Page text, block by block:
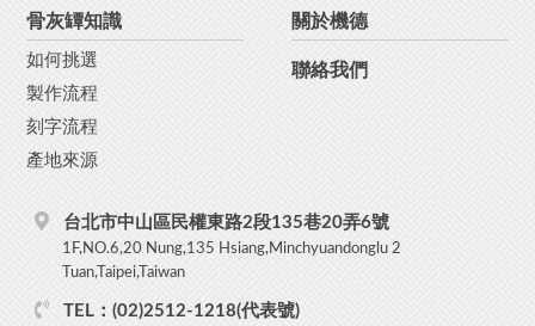
台北市中山區民權東路2段135巷20弄6號
1F,NO.6,20 Nung,135 Hsiang,Minchyuandonglu 2
Tuan,Taipei,Taiwan
TEL：(02)2512-1218(代表號)
骨灰罈知識
如何挑選
製作流程
刻字流程
產地來源
關於機德
聯絡我們